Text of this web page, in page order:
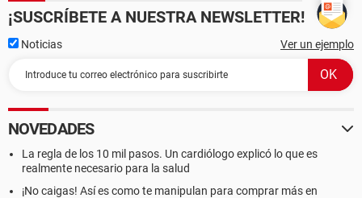
¡SUSCRÍBETE A NUESTRA NEWSLETTER!
Noticias Ver un ejemplo
NOVEDADES
La regla de los 10 mil pasos. Un cardiólogo explicó lo que es
realmente necesario para la salud
¡No caigas! Así es como te manipulan para comprar más en